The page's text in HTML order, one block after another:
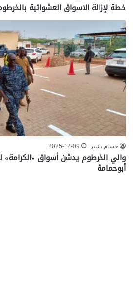
خطة لإزالة الاسواق العشوائية
حسام بشير 2025-12-09
والي الخرطوم يدشن أسواق
أبوحمامة